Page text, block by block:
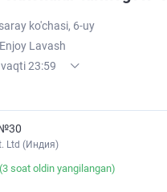
ko'chasi, 6-uy
Lavash
23:59
XX
Ltd (Индия)
(3 soat oldin yangilangan)